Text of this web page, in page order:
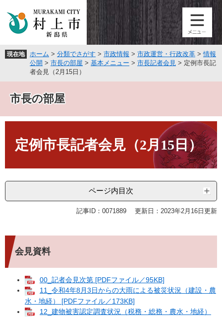
頭
飛
へ
現在地 ホーム > 分類でさがす > 市政情報 > 市政運営・行政改革 >情報
公開 > 市長の部屋 > 基本メニュー > 市長記者会見 > 定例市長記
者会見（2月15日）
市長の部屋
定例市長記者会見（2月15日）
ページ内目次
記事ID：0071889 更新日：2023年2月16日更新
会見資料
00_記者会見次第 [PDFファイル／95KB]
11_令和4年8月3日からの大雨による被災状況（建設・農
水・地経） [PDFファイル／173KB]
12_建物被害認定調査状況（税務・総務・農水・地経）